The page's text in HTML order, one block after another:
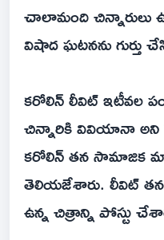
చాలామంది చిన్నారులు
విషాద ఘటనను గుర్తు
కరోలిన్ లీవిట్ ఇటీవల
చిన్నారికి వివియానా అని
కరోలిన్ తన సామాజిక
తెలియజేశారు. లీవిట్ తన
ఉన్న చిత్రాన్ని పోస్టు